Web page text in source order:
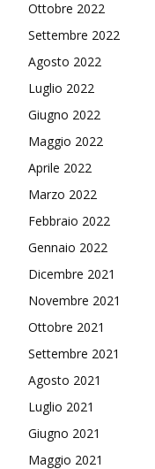
Ottobre 2022
Settembre 2022
Agosto 2022
Luglio 2022
Giugno 2022
Maggio 2022
Aprile 2022
Marzo 2022
Febbraio 2022
Gennaio 2022
Dicembre 2021
Novembre 2021
Ottobre 2021
Settembre 2021
Agosto 2021
Luglio 2021
Giugno 2021
Maggio 2021